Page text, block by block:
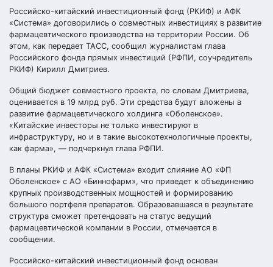
Российско-китайский инвестиционный фонд (РКИФ) и АФК
«Система» договорились о совместных инвестициях в развитие
фармацевтического производства на территории России. Об
этом, как передает ТАСС, сообщил журналистам глава
Российского фонда прямых инвестиций (РФПИ, соучредитель
РКИФ) Кирилл Дмитриев.
Общий бюджет совместного проекта, по словам Дмитриева,
оценивается в 19 млрд руб. Эти средства будут вложены в
развитие фармацевтического холдинга «Оболенское».
«Китайские инвесторы не только инвестируют в
инфраструктуру, но и в такие высокотехнологичные проекты,
как фарма», — подчеркнул глава РФПИ.
В планы РКИФ и АФК «Система» входит слияние АО «ФП
Оболенское» с АО «Биннофарм», что приведет к объединению
крупных производственных мощностей и формированию
большого портфеля препаратов. Образовавшаяся в результате
структура сможет претендовать на статус ведущий
фармацевтической компании в России, отмечается в
сообщении.
Российско-китайский инвестиционный фонд основан